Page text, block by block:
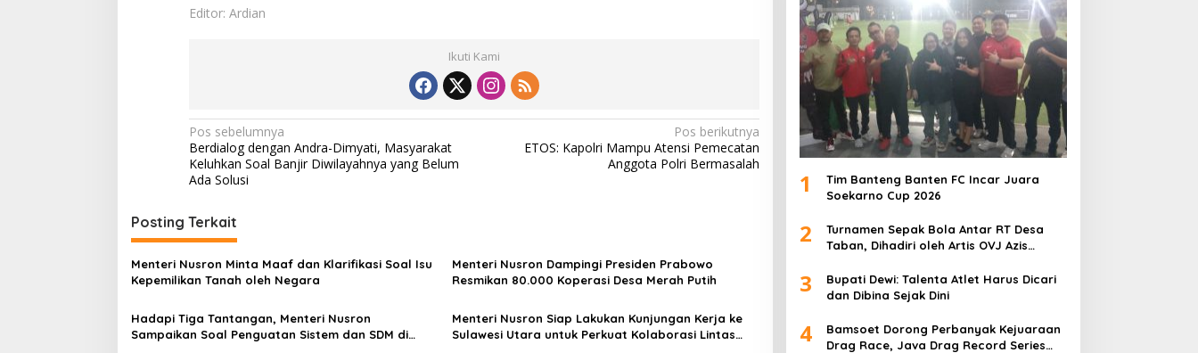
g
e
g
a
r
a
Editor: Ardian
Ikuti Kami
N
a
v
i
g
a
s
i
p
Pos sebelumnya
Berdialog dengan Andra-Dimyati, Masyarakat
Keluhkan Soal Banjir Diwilayahnya yang Belum
Ada Solusi
Pos berikutnya
ETOS: Kapolri Mampu Atensi Pemecatan
Anggota Polri Bermasalah
Posting Terkait
Menteri Nusron Minta Maaf dan Klarifikasi Soal Isu
Kepemilikan Tanah oleh Negara
Menteri Nusron Dampingi Presiden Prabowo
Resmikan 80.000 Koperasi Desa Merah Putih
Hadapi Tiga Tantangan, Menteri Nusron
Sampaikan Soal Penguatan Sistem dan SDM di
Menteri Nusron Siap Lakukan Kunjungan Kerja ke
Sulawesi Utara untuk Perkuat Kolaborasi Lintas
1
Tim Banteng Banten FC Incar Juara
Soekarno Cup 2026
2
Turnamen Sepak Bola Antar RT Desa
Taban, Dihadiri oleh Artis OVJ Azis
3
Bupati Dewi: Talenta Atlet Harus Dicari
dan Dibina Sejak Dini
4
Bamsoet Dorong Perbanyak Kejuaraan
Drag Race, Java Drag Record Series